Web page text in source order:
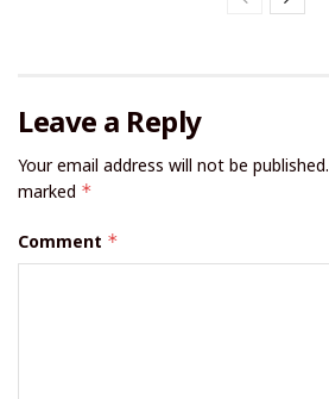
Leave a Reply
Your email address will not be published.
marked *
Comment *